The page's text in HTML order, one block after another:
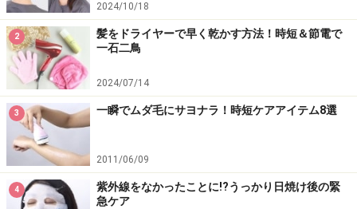
2024/10/18
2
髪をドライヤーで早く乾かす方法！時短＆節電で
一石二鳥
2024/07/14
3 一瞬でムダ毛にサヨナラ！時短ケアアイテム8選
2011/06/09
4
紫外線をなかったことに!?うっかり日焼け後の緊
急ケア